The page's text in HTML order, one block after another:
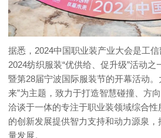
据悉，2024中国职业装产业大会是工
2024纺织服装“优供给、促升级”活动
暨第28届宁波国际服装节的开幕活动
来”为主题，致力于打造智慧碰撞、方
洽谈于一体的专注于职业装领域综合
的创新发展提供智力支持和动力源泉
量发展。